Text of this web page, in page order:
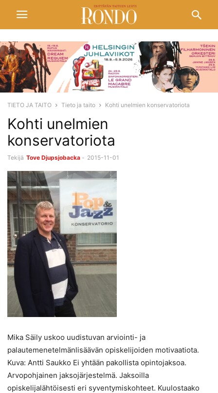
TIETO JA TAITO Tieto ja taito Kohti unelmien konservatoriota
Kohti unelmien
konservatoriota
Tekijä Tove Djupsjobacka - 2015-11-01
Mika Säily uskoo uudistuvan arviointi- ja
palautemenetelmänlisäävän opiskelijoiden motivaatiota.
Kuva: Antti Saukko Ei yhtään pakollista opintojaksoa.
Arvopohjainen jaksojärjestelmä. Jaksoilla
opiskelijalähtöisesti eri syventymiskohteet. Kuulostaako